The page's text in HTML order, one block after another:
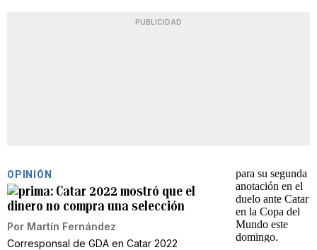
PUBLICIDAD
OPINIÓN
Catar 2022 mostró que el
dinero no compra una selección
Por Martín Fernández
Corresponsal de GDA en Catar 2022